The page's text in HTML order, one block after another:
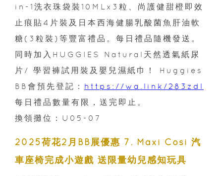
in-1洗衣珠袋裝10MLx3粒、尚護健甜橙即效
止痕貼4片裝及日本西海健腸乳酸菌魚肝油軟
糖(3粒裝)等豐富禮品。每日禮品隨機發送。
同時加入HUGGIES Natural天然透氣紙尿
片/ 學習褲試用裝及嬰兒濕紙巾！ Huggies
BB會預先登記： https://wa.link/283zdl
每日禮品數量有限，送完即止。
換領攤位：U05-07
2025荷花2月BB展優惠 7. Maxi Cosi 汽
車座椅完成小遊戲 送限量幼兒感知玩具